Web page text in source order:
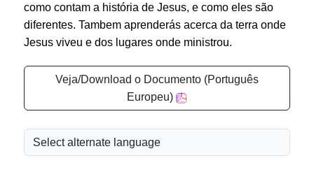
como contam a história de Jesus, e como eles são
diferentes. Tambem aprenderás acerca da terra onde
Jesus viveu e dos lugares onde ministrou.
Veja/Download o Documento (Português
Europeu)